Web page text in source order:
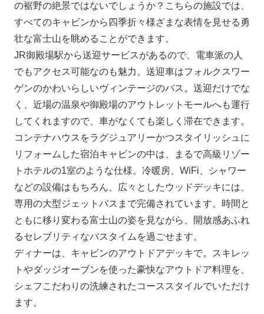
の裾野の絶景ではないでしょうか？こちらの施設では、
すべてのキャビンから四季折々様ざまな表情を見せる勇
壮な富士山を眺めることができます。
JR御殿場駅から送迎サービスがあるので、電車派の人
でもアクセス可能なのも魅力。送迎車はフォルクスワー
ゲンのかわいらしいヴィンテージのバス。送迎だけでな
く、近場の温泉や御殿場のアウトレットモールへも運行
してくれますので、車がなくても楽しく滞在できます。
コンテナハウスをラグジュアリーかつスタイリッシュに
リフォームした宿泊キャビンの中は、まるで高級リゾー
トホテルの1室のような仕様。冷暖房、WiFi、シャワー
などの設備はもちろん、広々としたウッドデッキには、
専用の大型ジェットバスまで完備されています。時間と
ともに移り変わる富士山の姿を見ながら、開放感あふれ
るセレブリティなバスタイムを過ごせます。
ディナーは、キャビンのアウトドアデッキで。スキレッ
トやダッジオーブンを使った豪快なアウトドア料理を、
シェフこだわりの洗練されたコーススタイルでいただけ
ます。